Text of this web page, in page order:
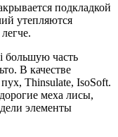
подкладкой
утепляются
большую часть
В качестве
Thinsulate, IsoSoft.
меха лисы,
элементы